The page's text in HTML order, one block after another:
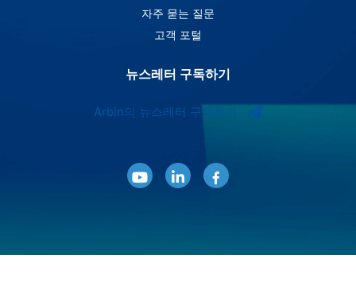
자주 묻는 질문
고객 포털
뉴스레터 구독하기
Arbin의 뉴스레터 구독하기